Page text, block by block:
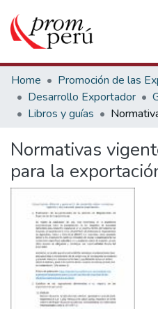
Communities & Collections
All of DSpace
Statistics
Home
Desarrollo Exportador
Libros y guías
Normativas
para la